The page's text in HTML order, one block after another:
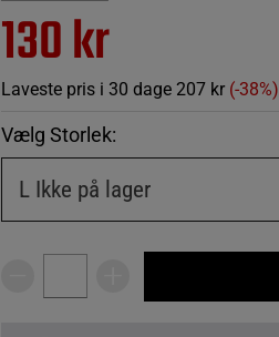
130 kr
Laveste pris i 30 dage 207 kr (-38%)
Vælg Storlek:
L Ikke på lager